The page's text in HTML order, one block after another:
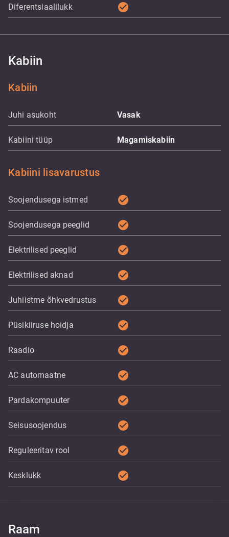
Diferentsiaalilukk check_circle
Kabiin
Kabiin
Juhi asukoht Vasak
Kabiini tüüp Magamiskabiin
Kabiini lisavarustus
Soojendusega istmed check_circle
Soojendusega peeglid check_circle
Elektrilised peeglid check_circle
Elektrilised aknad check_circle
Juhiistme õhkvedrustus check_circle
Püsikiiruse hoidja check_circle
Raadio check_circle
AC automaatne check_circle
Pardakompuuter check_circle
Seisusoojendus check_circle
Reguleeritav rool check_circle
Kesklukk check_circle
Raam